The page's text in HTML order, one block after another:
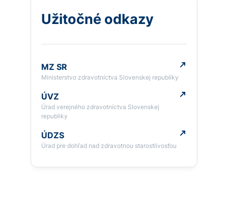
Užitočné odkazy
MZ SR
Ministerstvo zdravotníctva Slovenskej republiky
ÚVZ
Úrad verejného zdravotníctva Slovenskej
republiky
ÚDZS
Úrad pre dohľad nad zdravotnou starostlivosťou